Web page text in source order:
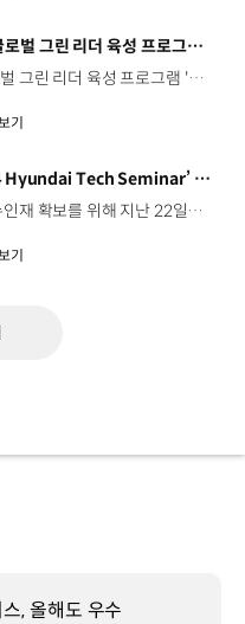
현대자동차그룹, 글로벌 그린 리더 육성 프로그램 ‘해피무브 the Green’ 론칭
현대차그룹이 글로벌 그린 리더 육성 프로그램 '해피무브 더 그린’을 론칭하며 미래 친환경 인재 양성에 나섭니다. '해피무브 더 그린'은 환경을 테마로 국내와 독일에서 진행되는 대학생 사회공헌 프로그램인데요. 지난 22일, 현대차그룹 관계자들과 대학생 단원 100명, 임직원 멘토 20명 등이 참석한 가운데 경기도 광주 곤지암 리조트에서 해피무브 더 그린 발대식을 개최했습니다. 함승현 책임매니저 / 현대자동차·기아 지속경영기획팀새로운 '해피무브 더 그린'은 환경 이슈에 초점을 맞춰 현대차그룹에서 진행하는 환경 CSR과 연계된 활동을 하는 것이 특징인데요. 함께하는 모든 학생들이 오늘의 환경을 배우고 내일의 환경을 지키는 친환경 리더로 성장하는 데 조금이나마 이 프로그램이 기여했으면 좋겠습니다. 단원들은 발대식을 시작으로 어제까지 3박 4일 동안 현대차그룹의 대표 CSR 사업지인 여의샛강 생태공원과 진천 미호강, 미르숲에서 자연놀이터 및 생태못 조성, 생물대탐사 등 다양한 친환경 활동을 펼쳤는데요. 8월 중에는 4박 6일간 독일의 주요 친환경 랜드마크를 방문해 친환경 정책 도입 사례를 학습합니다. 오지연 / 해피무브 더 그린 대학생 단원가끔 플로깅을 한다든지 업사이클링 브랜드를 이용한다든지 혼자 환경에 대한 관심을 이어오고 있었는데 이렇게 관심사가 같은 친구들과 보다 전문적인 활동을 할 수 있다는 것이 매우 소중한 기회인 것 같습니다. 대학생 단원들은 국내외 활동을 거쳐 현대차그룹의 환경 CSR 아이디어를 구상해 9월 예정된 수료식에서 발표하게 되며 현대차그룹은 우수팀 총 6팀에 포상을 수여하고 제안된 아이디어의 실제 적용 여부도 검토할 예정입니다. 현대차그룹은 대학생들이 친환경 리더로 나아갈 수 있도록 다양한 경험을 제공하며 미래 친환경 인재 양성에 힘써 나갈 계획입니다.
기
현대자동차, ‘2024 Hyundai Tech Seminar’ 개최
현대차가 해외 우수인재 확보를 위해 지난 22일부터 이틀간 ‘2024 Hyundai Tech Seminar'를 개최했습니다. 현대차는 해외 우수 이공계 박사 채용을 위해 매년 다양한 노력을 기울이고 있는데요. 올해는 기존에 진행했던 홍보 중심의 대규모 콘퍼런스 형식에서 벗어나, 1차 온라인 면접에 합격한 해외 이공계 박사들을 롤링힐스 호텔로 초청해 최종 면접을 겸한 테크 세미나를 열었습니다. 현대차는 본격적인 면접에 앞서 이번 테크 세미나에 참석한 해외 우수 인재들에게 현대차의 비전과 주요 사업, 연구개발 전략, 그리고 Hyundai way를 공유했습니다. 배터리, Data SW, AAM, 스마트팩토리, 친환경 등 다섯 개의 분야별 세미나에서는 현직자들의 생생한 조직소개와 함께 지원자들의 연구분야에 대한 활발한 질의와 토론을 통해 전문성을 심층적으로 검증하고 기술을 교류하는 시간을 가졌습니다. 아울러 HR 평가와 면담을 통해 조직 적합성을 검증하고 네트워킹 세션을 마련해 지원자가 현직자, HR담당자와 직접 소통할 수 있는 기회를 제공했습니다. 김혜인 부사장 / 현대자동차 HR본부올해부터는 Tech Seminar를 통해 실제 면접 대상자들을 국내 초청하여 기술 교류의 장을 마련하고, 최종 선발까지 진행할 계획입니다. 이를 통해 연구 분야별 글로벌 우수 인재를 적극적으로 영입하여 당사의 RD 기술 경쟁력을 강화하겠습니다. 한편 현대차는 남양연구소의 주요 연구시설들을 견학하는 연구소 투어 프로그램도 진행했는데요. 연구소 내 주행 시험장, 수소 충전소, 파이롯트센터 등을 둘러보며 현대차의 근무 환경에 대한 이해도를 높이고 입사 의지를 다질 수 있게 했습니다. 현대차는 앞으로도 해외 대학의 우수한 이공계 Top Talent 영입을 위한 다양한 노력들을 더욱 적극적으로 추진해나갈 계획입니다.
기
, 올해도 우수